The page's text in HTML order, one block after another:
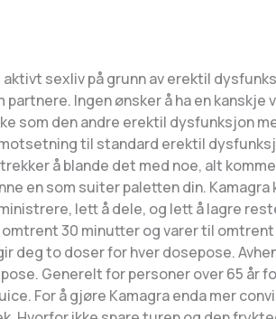
sexliv på grunn av erektil
Ingen ønsker å ha en kanskje
som den andre erektil dysfunksjon
til standard erektil
å blande det med noe, alt
en som suiter paletten din. Kamagra
lett å dele, og lett å lagre
30 minutter og varer til
to doser for hver dosepose.
Generelt for personer over 65 år
For å gjøre Kamagra enda mer